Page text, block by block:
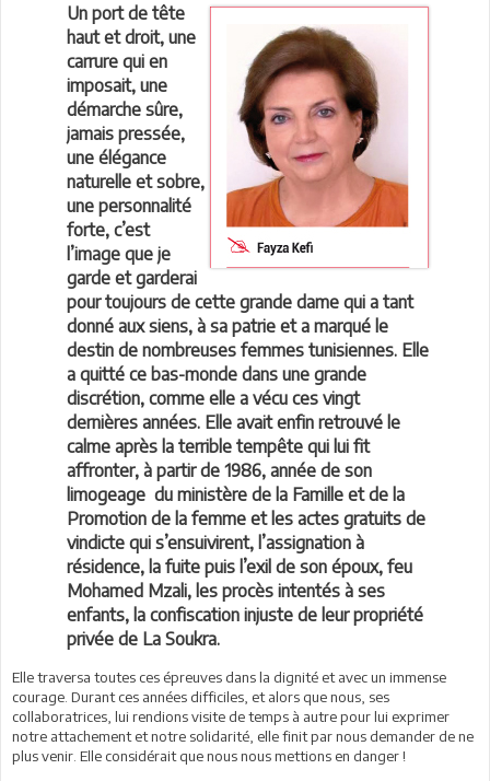
Un port de tête
haut et droit, une
carrure qui en
imposait, une
démarche sûre,
jamais pressée,
une élégance
naturelle et sobre,
une personnalité
forte, c’est
l’image que je
garde et garderai
pour toujours de cette grande dame qui a tant
donné aux siens, à sa patrie et a marqué le
destin de nombreuses femmes tunisiennes. Elle
a quitté ce bas-monde dans une grande
discrétion, comme elle a vécu ces vingt
dernières années. Elle avait enfin retrouvé le
calme après la terrible tempête qui lui fit
affronter, à partir de 1986, année de son
limogeage du ministère de la Famille et de la
Promotion de la femme et les actes gratuits de
vindicte qui s’ensuivirent, l’assignation à
résidence, la fuite puis l’exil de son époux, feu
Mohamed Mzali, les procès intentés à ses
enfants, la confiscation injuste de leur propriété
privée de La Soukra.
Elle traversa toutes ces épreuves dans la dignité et avec un immense
courage. Durant ces années difficiles, et alors que nous, ses
collaboratrices, lui rendions visite de temps à autre pour lui exprimer
notre attachement et notre solidarité, elle finit par nous demander de ne
plus venir. Elle considérait que nous nous mettions en danger !